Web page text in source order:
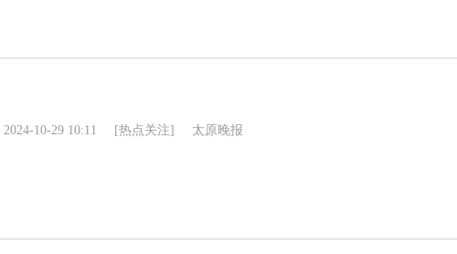
2024-10-29 10:11 [热点关注] 太原晚报